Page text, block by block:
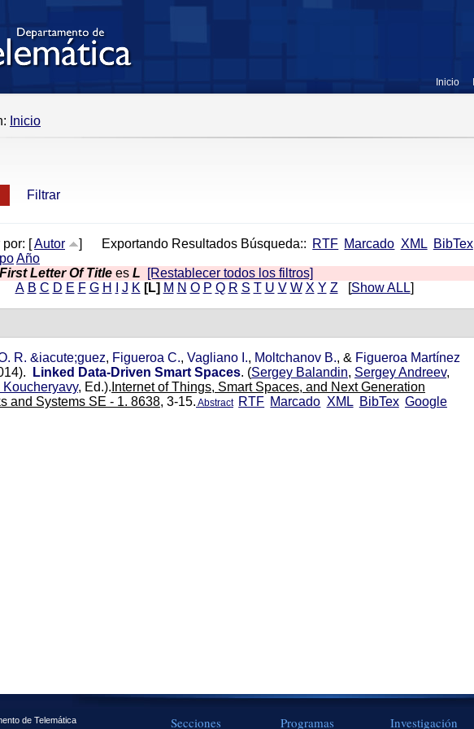
Inicio
Inicio
Filtrar
Exportando Resultados Búsqueda:: RTF Marcado XML BibTex
por: [Autor
]
Año
First Letter Of Title es L
[Restablecer todos los filtros]
A B C D E F G H J K [L] M N O P Q R S T U V W X Y Z [Show ALL]
R. &iacute;guez, Figueroa C., Vagliano I., Moltchanov B., & Figueroa Martínez
Linked Data-Driven Smart Spaces. (Sergey Balandin, Sergey Andreev,
Koucheryavy, Ed.). Internet of Things, Smart Spaces, and Next Generation
and Systems SE - 1. 8638, 3-15. Abstract RTF Marcado XML BibTex Google
de Telemática
Secciones Programas Investigación